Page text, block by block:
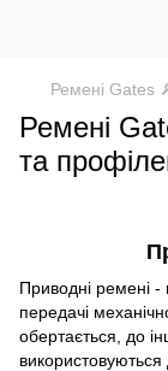
Ремені Gates
Ремені
та
Приводні ремені
передачі
обертається, до